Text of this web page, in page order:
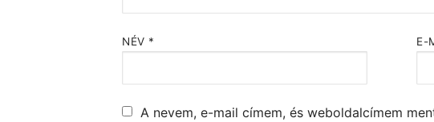
NÉV * E-
A nevem, e-mail címem, és weboldalcímem